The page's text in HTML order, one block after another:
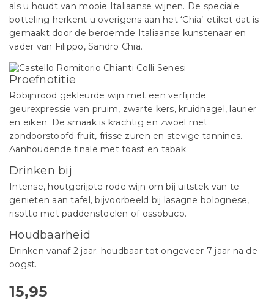
als u houdt van mooie Italiaanse wijnen. De speciale
botteling herkent u overigens aan het ‘Chia’-etiket dat is
gemaakt door de beroemde Italiaanse kunstenaar en
vader van Filippo, Sandro Chia.
Proefnotitie
Robijnrood gekleurde wijn met een verfijnde
geurexpressie van pruim, zwarte kers, kruidnagel, laurier
en eiken. De smaak is krachtig en zwoel met
zondoorstoofd fruit, frisse zuren en stevige tannines.
Aanhoudende finale met toast en tabak.
Drinken bij
Intense, houtgerijpte rode wijn om bij uitstek van te
genieten aan tafel, bijvoorbeeld bij lasagne bolognese,
risotto met paddenstoelen of ossobuco.
Houdbaarheid
Drinken vanaf 2 jaar; houdbaar tot ongeveer 7 jaar na de
oogst.
15,95